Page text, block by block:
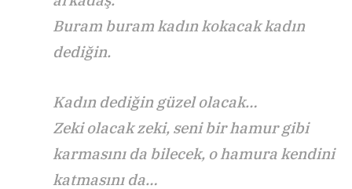
Buram buram kadın kokacak kadın
dediğin.
Kadın dediğin güzel olacak…
Zeki olacak zeki, seni bir hamur gibi
karmasını da bilecek, o hamura kendini
katmasını da…